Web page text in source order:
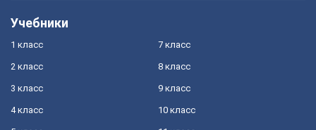
Учебники
1 класс
2 класс
3 класс
4 класс
7 класс
8 класс
9 класс
10 класс